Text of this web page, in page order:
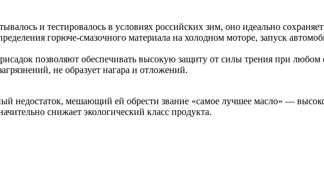
и тестировалось в условиях российских зим, оно идеально
горюче-смазочного материала на холодном моторе, запуск
позволяют обеспечивать высокую защиту от силы трения при любом
не образует нагара и отложений.
недостаток, мешающий ей обрести звание «самое лучшее масло» —
снижает экологический класс продукта.